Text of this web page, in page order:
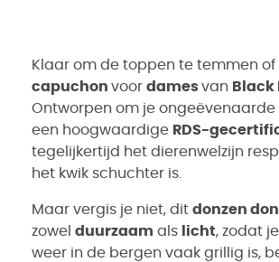
Klaar om de toppen te temmen
capuchon voor damesvan Black
Ontworpen om je
een hoogwaardige RDS-
tegelijkertijd het dierenwelzijn
het kwik schuchter is.
Maar vergis je niet, dit donzen
zowel duurzaam als licht, zodat
weer in de bergen vaak grillig is,